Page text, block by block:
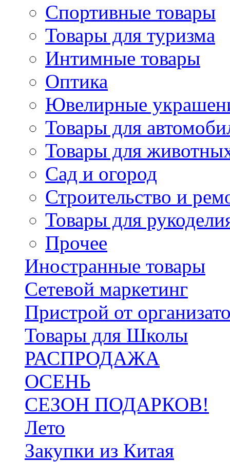
Спортивные товары
Товары для туризма
Интимные товары
Оптика
Ювелирные
Товары для
Товары для
Сад и огород
Строительство и
Товары для
Прочее
Иностранные товары
Сетевой маркетинг
Пристрой от
Товары для Школы
РАСПРОДАЖА
ОСЕНЬ
СЕЗОН ПОДАРКОВ!
Лето
Закупки из Китая